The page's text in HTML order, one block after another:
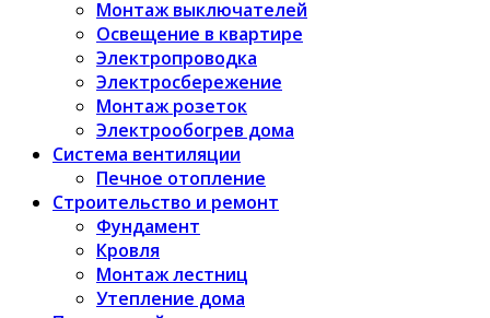
Монтаж выключателей
Освещение в квартире
Электропроводка
Электросбережение
Монтаж розеток
Электрообогрев дома
Система вентиляции
Печное отопление
Строительство и ремонт
Фундамент
Кровля
Монтаж лестниц
Утепление дома